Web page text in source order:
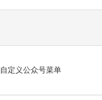
自定义公众号菜单